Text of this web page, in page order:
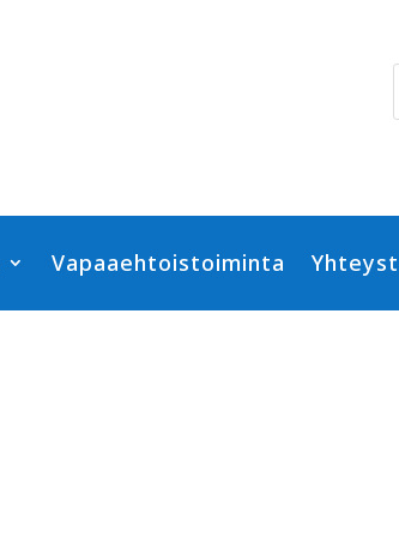
Vapaaehtoistoiminta